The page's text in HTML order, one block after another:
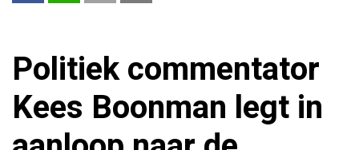
Politiek commentator
Kees Boonman legt in